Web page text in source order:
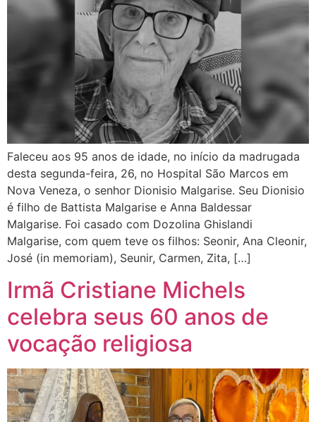
Faleceu aos 95 anos de idade, no início da madrugada
desta segunda-feira, 26, no Hospital São Marcos em
Nova Veneza, o senhor Dionisio Malgarise. Seu Dionisio
é filho de Battista Malgarise e Anna Baldessar
Malgarise. Foi casado com Dozolina Ghislandi
Malgarise, com quem teve os filhos: Seonir, Ana Cleonir,
José (in memoriam), Seunir, Carmen, Zita, […]
Irmã Cristiane Michels
celebra seus 60 anos de
vocação religiosa